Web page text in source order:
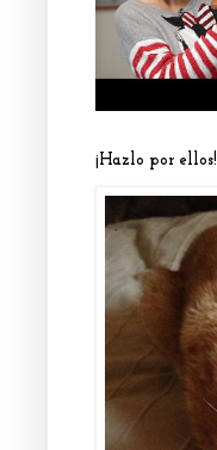
¡Hazlo por ellos!